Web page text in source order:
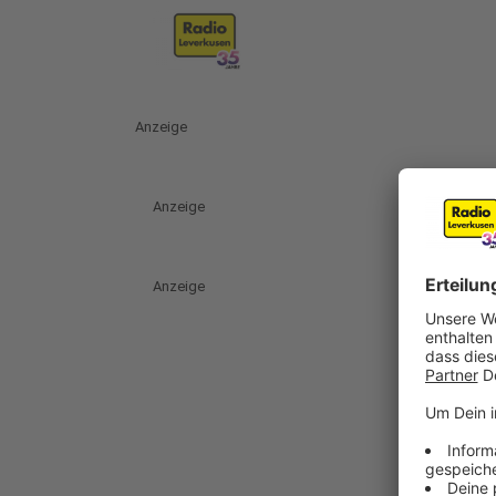
Anzeige
Anzeige
Anzeige